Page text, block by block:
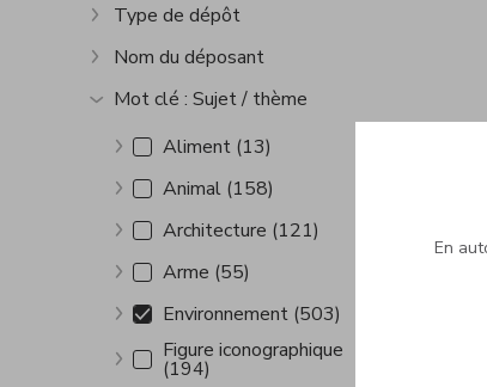
Afficher plus
Type de dépôt
Afficher plus
Nom du déposant
Afficher plus
Mot clé : Sujet / thème
Afficher plus
Aliment (13)
Afficher plus
Animal (158)
Afficher plus
Architecture (121)
Afficher plus
Arme (55)
Afficher plus
Environnement (503)
Afficher plus
Figure iconographique
(194)
En